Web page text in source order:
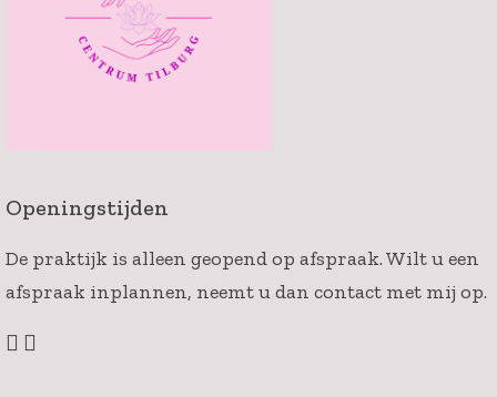
Openingstijden
De praktijk is alleen geopend op afspraak. Wilt u een
afspraak inplannen, neemt u dan contact met mij op.